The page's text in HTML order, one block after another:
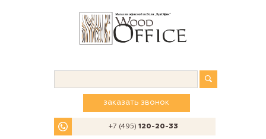
заказать звонок
+7 (495)120-20-33